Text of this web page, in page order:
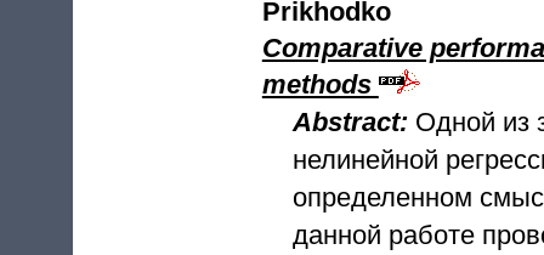
Prikhodko
Comparative
methods
Abstract: Одной из
нелинейной
определенном
данной работе